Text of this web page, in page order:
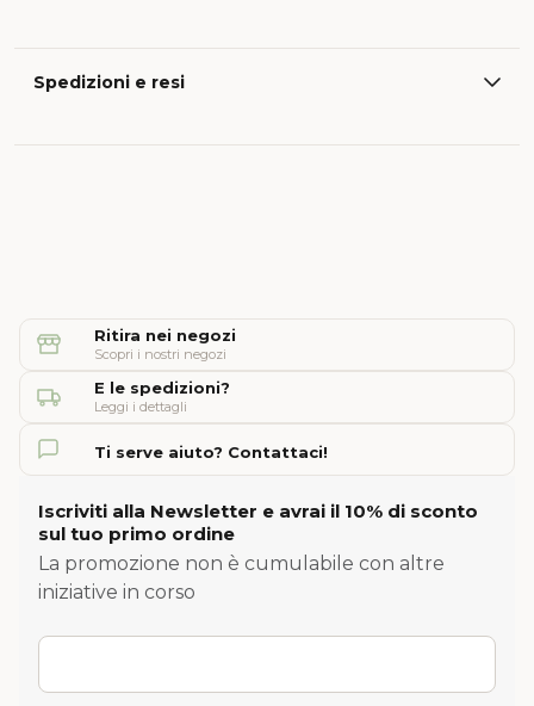
Spedizioni e resi
Ritira nei negozi
Scopri i nostri negozi
E le spedizioni?
Leggi i dettagli
Ti serve aiuto? Contattaci!
Iscriviti alla Newsletter e avrai il 10% di sconto
sul tuo primo ordine
La promozione non è cumulabile con altre
iniziative in corso